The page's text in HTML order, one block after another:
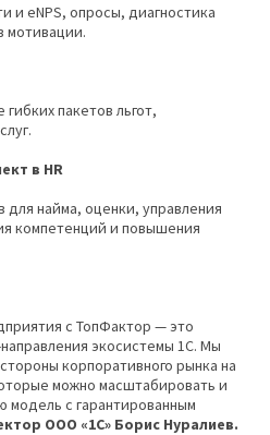
и eNPS, опросы, диагностика
мотивации.
пакетов льгот,
в HR
найма, оценки, управления
компетенций и повышения
с ТопФактор — это
экосистемы 1С. Мы
корпоративного рынка на
можно масштабировать и
модель с гарантированным
ООО «1С» Борис Нуралиев.